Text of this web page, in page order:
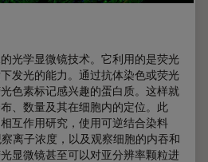
光学显微镜技术。它利用的是荧光
发光的能力。通过抗体染色或荧光
色素标记感兴趣的蛋白质。这样就
、数量及其在细胞内的定位。此
互作用研究，使用可逆结合染料
离子浓度，以及观察细胞的内吞和
显微镜甚至可以对亚分辨率颗粒进